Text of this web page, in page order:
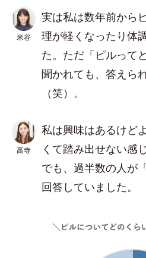
米谷
実は私は数年前から
理が軽くなったり体
た。ただ「ピルって
聞かれても、答えら
（笑）。
高寺
私は興味はあるけど
くて踏み出せない感
でも、過半数の人が
回答していました。